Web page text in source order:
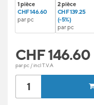
1 pièce
CHF 146.60
par pc
2 pièce
CHF 139.25
(-5%)
par pc
CHF146.60
par pc / incl T.V.A